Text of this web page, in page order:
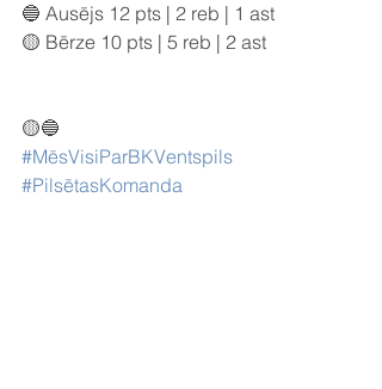
🔵 Ausējs 12 pts | 2 reb | 1 ast
🟡 Bērze 10 pts | 5 reb | 2 ast
🟡🔵
#MēsVisiParBKVentspils
#PilsētasKomanda